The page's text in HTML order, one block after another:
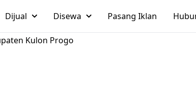
Dijual Disewa Pasang Iklan
Kulon Progo